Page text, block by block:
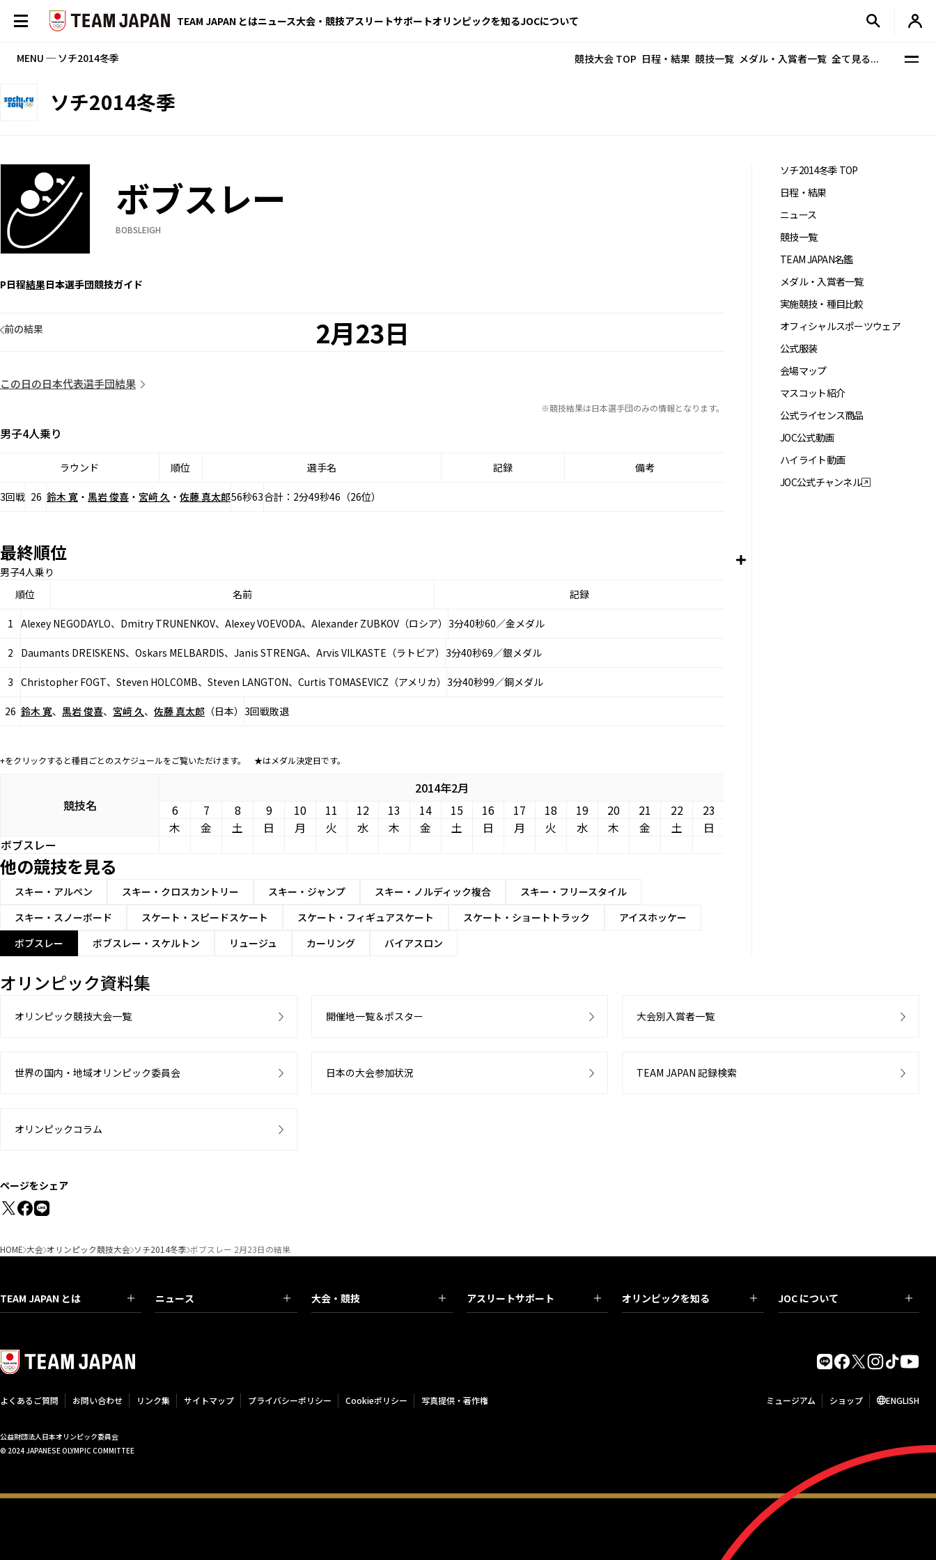
TEAM JAPAN とはニュース大会・競技アスリートサポートオリンピックを知るJOCについて
MENU ─ ソチ2014冬季 競技大会 TOP 日程・結果 競技一覧 メダル・入賞者一覧 全て見る...
ソチ2014冬季
ボブスレー
BOBSLEIGH
日程結果日本選手団競技ガイド
2月23日
前の結果
この日の日本代表選手団結果
※競技結果は日本選手団のみの情報となります。
男子4人乗り
ラウンド 順位 選手名 記録 備考
3回戦 26 鈴木 寛 ・ 黒岩 俊喜 ・ 宮﨑 久 ・ 佐藤 真太郎56秒63合計：2分49秒46（26位）
最終順位
男子4人乗り
順位
名前 記録
1 Alexey NEGODAYLO、Dmitry TRUNENKOV、Alexey VOEVODA、Alexander ZUBKOV（ロシア） 3分40秒60／金メダル
2 Daumants DREISKENS、Oskars MELBARDIS、Janis STRENGA、Arvis VILKASTE（ラトビア） 3分40秒69／銀メダル
3 Christopher FOGT、Steven HOLCOMB、Steven LANGTON、Curtis TOMASEVICZ（アメリカ） 3分40秒99／銅メダル
26 鈴木 寛、 黒岩 俊喜、 宮﨑 久、 佐藤 真太郎 （日本） 3回戦敗退
+をクリックすると種目ごとのスケジュールをご覧いただけます。 ★はメダル決定日です。
競技名
2014年2月
6
7 8 9 10 11 12 13 14 15 16 17 18 19 20 21 22
23
木
金 土 日 月 火 水 木 金 土 日 月 火 水 木 金 土
日
ボブスレー
他の競技を見る
スキー・アルペン スキー・クロスカントリー スキー・ジャンプ スキー・ノルディック複合
スキー・フリースタイル
スキー・スノーボード
スケート・スピードスケート スケート・フィギュアスケート スケート・ショートトラック
アイスホッケー
ボブスレー
ボブスレー・スケルトン リュージュ カーリング バイアスロン
ソチ2014冬季 TOP
日程・結果
ニュース
競技一覧
TEAM JAPAN名鑑
メダル・入賞者一覧
実施競技・種目比較
オフィシャルスポーツウェア
公式服装
会場マップ
マスコット紹介
公式ライセンス商品
JOC公式動画
ハイライト動画
JOC公式チャンネル
オリンピック資料集
オリンピック競技大会一覧 開催地一覧＆ポスター 大会別入賞者一覧
世界の国内・地域オリンピック委員会 日本の大会参加状況 TEAM JAPAN 記録検索
オリンピックコラム
ページをシェア
HOME 大会 オリンピック競技大会 ソチ2014冬季 ボブスレー 2月23日の結果
TEAM JAPAN とは ニュース 大会・競技 アスリートサポート オリンピックを知る JOC について
よくあるご質問 お問い合わせ リンク集 サイトマップ プライバシーポリシー Cookieポリシー 写真提供・著作権 ミュージアム ショップ ENGLISH
公益財団法人日本オリンピック委員会
© 2024 JAPANESE OLYMPIC COMMITTEE